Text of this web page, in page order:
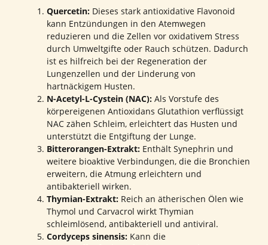
Quercetin: Dieses stark antioxidative Flavonoid
kann Entzündungen in den Atemwegen
reduzieren und die Zellen vor oxidativem Stress
durch Umweltgifte oder Rauch schützen. Dadurch
ist es hilfreich bei der Regeneration der
Lungenzellen und der Linderung von
hartnäckigem Husten.
N-Acetyl-L-Cystein (NAC): Als Vorstufe des
körpereigenen Antioxidans Glutathion verflüssigt
NAC zähen Schleim, erleichtert das Husten und
unterstützt die Entgiftung der Lunge.
Bitterorangen-Extrakt: Enthält Synephrin und
weitere bioaktive Verbindungen, die die Bronchien
erweitern, die Atmung erleichtern und
antibakteriell wirken.
Thymian-Extrakt: Reich an ätherischen Ölen wie
Thymol und Carvacrol wirkt Thymian
schleimlösend, antibakteriell und antiviral.
Cordyceps sinensis: Kann die